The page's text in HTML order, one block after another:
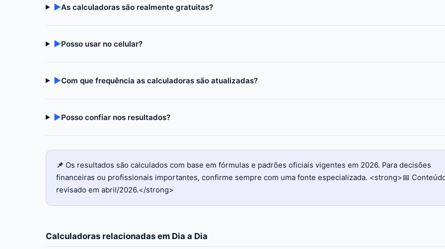
▶As calculadoras são realmente gratuitas?
▶Posso usar no celular?
▶Com que frequência as calculadoras são atualizadas?
▶Posso confiar nos resultados?
📌 Os resultados são calculados com base em fórmulas e padrões oficiais vigentes em 2026. Para decisões
financeiras ou profissionais importantes, confirme sempre com uma fonte especializada. <strong>📅
revisado em abril/2026.</strong>
Calculadoras relacionadas em Dia a Dia